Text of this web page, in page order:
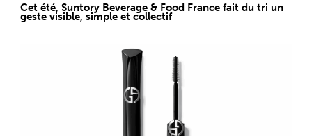
Cet été, Suntory Beverage & Food France fait du tri un
geste visible, simple et collectif